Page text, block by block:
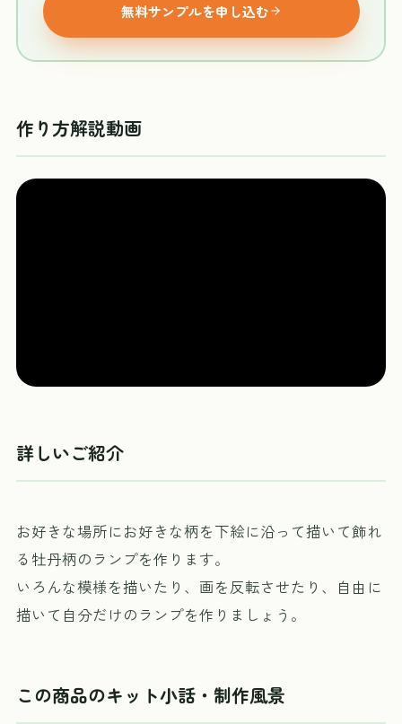
無料サンプルを申し込む
作り方解説動画
詳しいご紹介
お好きな場所にお好きな柄を下絵に沿って描いて飾れ
る牡丹柄のランプを作ります。
いろんな模様を描いたり、画を反転させたり、自由に
描いて自分だけのランプを作りましょう。
この商品のキット小話・制作風景